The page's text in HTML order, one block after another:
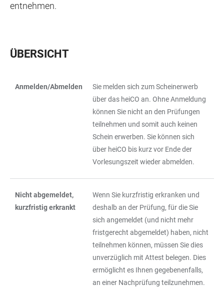
entnehmen.
ÜBERSICHT
Anmelden/Abmelden
Sie melden sich zum Scheinerwerb
über das heiCO an. Ohne Anmeldung
können Sie nicht an den Prüfungen
teilnehmen und somit auch keinen
Schein erwerben. Sie können sich
über heiCO bis kurz vor Ende der
Vorlesungszeit wieder abmelden.
Nicht abgemeldet,
kurzfristig erkrankt
Wenn Sie kurzfristig erkranken und
deshalb an der Prüfung, für die Sie
sich angemeldet (und nicht mehr
fristgerecht abgemeldet) haben, nicht
teilnehmen können, müssen Sie dies
unverzüglich mit Attest belegen. Dies
ermöglicht es Ihnen gegebenenfalls,
an einer Nachprüfung teilzunehmen.